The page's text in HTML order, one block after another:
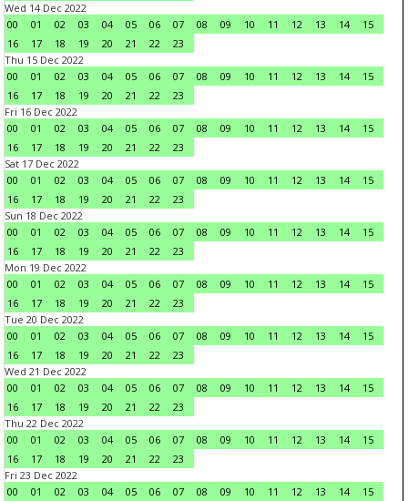
Wed 14 Dec 2022
00
01 02 03 04 05 06 07 08 09 10 11 12 13 14
15
16
17 18 19 20 21 22
23
Thu 15 Dec 2022
00
01 02 03 04 05 06 07 08 09 10 11 12 13 14
15
16
17 18 19 20 21 22
23
Fri 16 Dec 2022
00
01 02 03 04 05 06 07 08 09 10 11 12 13 14
15
16
17 18 19 20 21 22
23
Sat 17 Dec 2022
00
01 02 03 04 05 06 07 08 09 10 11 12 13 14
15
16
17 18 19 20 21 22
23
Sun 18 Dec 2022
00
01 02 03 04 05 06 07 08 09 10 11 12 13 14
15
16
17 18 19 20 21 22
23
Mon 19 Dec 2022
00
01 02 03 04 05 06 07 08 09 10 11 12 13 14
15
16
17 18 19 20 21 22
23
Tue 20 Dec 2022
00
01 02 03 04 05 06 07 08 09 10 11 12 13 14
15
16
17 18 19 20 21 22
23
Wed 21 Dec 2022
00
01 02 03 04 05 06 07 08 09 10 11 12 13 14
15
16
17 18 19 20 21 22
23
Thu 22 Dec 2022
00
01 02 03 04 05 06 07 08 09 10 11 12 13 14
15
16
17 18 19 20 21 22
23
Fri 23 Dec 2022
00
01 02 03 04 05 06 07 08 09 10 11 12 13 14
15